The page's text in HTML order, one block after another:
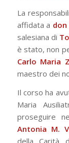
La
affidata a don
salesiana di
è stato, non
Carlo Maria
maestro dei
Il corso ha
Maria
proseguire
Antonia M.
della Carità